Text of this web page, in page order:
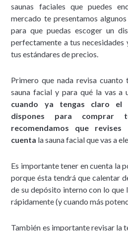
saunas faciales que puedes
mercado te presentamos
para que puedas escoger un
perfectamente a tus necesidades
tus estándares de precios.
Primero que nada revisa cuanto
sauna facial y para qué la vas a
cuando ya tengas claro el
dispones para
recomendamos que
cuenta la sauna facial que vas a
Es importante tener en cuenta la
porque ésta tendrá que calentar
de su depósito interno con lo que
rápidamente (y cuando más
También es importante revisar la